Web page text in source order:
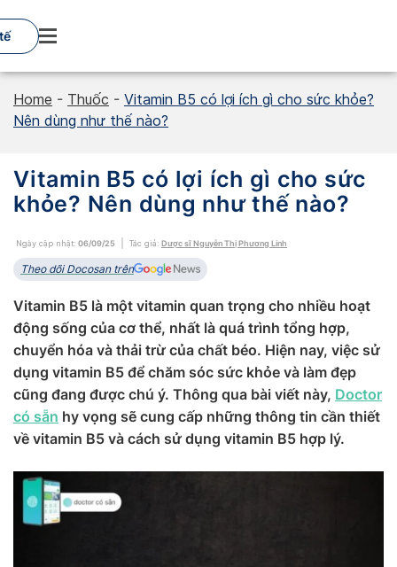
to
content
Home - Thuốc - Vitamin B5 có lợi ích gì cho sức khỏe?
Nên dùng như thế nào?
Vitamin B5 có lợi ích gì cho sức
khỏe? Nên dùng như thế nào?
Ngày cập nhật: 06/09/25 Tác giả: Dược sĩ Nguyễn Thị Phương Linh
Theo dõi Docosan trên
Vitamin B5 là một vitamin quan trọng cho nhiều hoạt
động sống của cơ thể, nhất là quá trình tổng hợp,
chuyển hóa và thải trừ của chất béo. Hiện nay, việc sử
dụng vitamin B5 để chăm sóc sức khỏe và làm đẹp
cũng đang được chú ý. Thông qua bài viết này, Doctor
có sẵn hy vọng sẽ cung cấp những thông tin cần thiết
về vitamin B5 và cách sử dụng vitamin B5 hợp lý.